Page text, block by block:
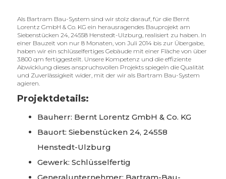
Als Bartram Bau-System sind wir stolz darauf, für die Bernt
Lorentz GmbH & Co. KG ein herausragendes Bauprojekt am
Siebenstücken 24, 24558 Henstedt-Ulzburg, realisiert zu haben. In
einer Bauzeit von nur 8 Monaten, von Juli 2014 bis zur Übergabe,
haben wir ein schlüsselfertiges Gebäude mit einer Fläche von über
3.800 qm fertiggestellt. Unsere Kompetenz und die effiziente
Abwicklung dieses anspruchsvollen Projekts spiegeln die Qualität
und Zuverlässigkeit wider, mit der wir als Bartram Bau-System
agieren.
Projektdetails:
Bauherr: Bernt Lorentz GmbH & Co. KG
Bauort: Siebenstücken 24, 24558
Henstedt-Ulzburg
Gewerk: Schlüsselfertig